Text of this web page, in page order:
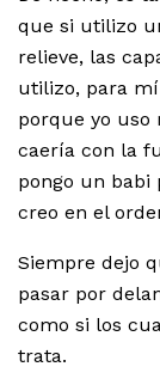
que si utilizo
relieve, las
utilizo, para
porque yo
caería con la
pongo un babi
creo en el
Siempre dejo
pasar por
como si los
trata.